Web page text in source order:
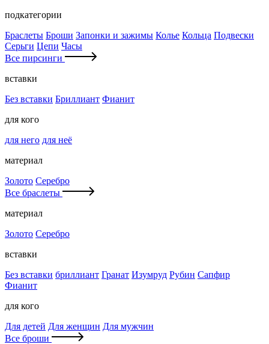
подкатегории
Браслеты Броши Запонки и зажимы Колье Кольца Подвески
Серьги Цепи Часы
Все пирсинги
вставки
Без вставки Бриллиант Фианит
для кого
для него для неё
материал
Золото Серебро
Все браслеты
материал
Золото Серебро
вставки
Без вставки бриллиант Гранат Изумруд Рубин Сапфир
Фианит
для кого
Для детей Для женщин Для мужчин
Все броши